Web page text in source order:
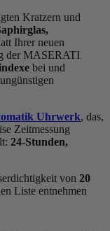
Kratzern und
Ihrer neuen
der MASERATI
bei und
Uhrwerk, das,
Zeitmessung
24-Stunden,
von 20
Liste entnehmen